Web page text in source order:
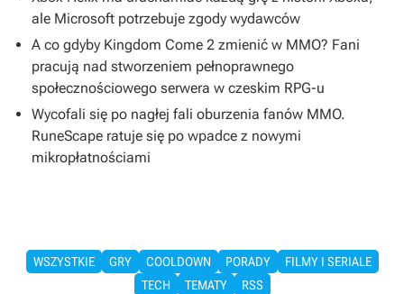
ale Microsoft potrzebuje zgody wydawców
A co gdyby Kingdom Come 2 zmienić w MMO? Fani
pracują nad stworzeniem pełnoprawnego
społecznościowego serwera w czeskim RPG-u
Wycofali się po nagłej fali oburzenia fanów MMO.
RuneScape ratuje się po wpadce z nowymi
mikropłatnościami
WSZYSTKIE GRY COOLDOWN PORADY
FILMY I SERIALE
TECH
TEMATY RSS